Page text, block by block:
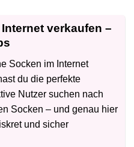
verkaufen –
Socken im Internet
du die perfekte
Nutzer suchen nach
Socken – und genau hier
und sicher